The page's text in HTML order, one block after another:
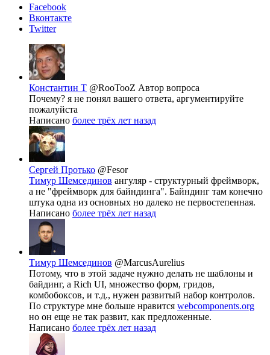
Facebook
Вконтакте
Twitter
Константин Т @RooTooZ Автор вопроса
Почему? я не понял вашего ответа, аргументируйте
пожалуйста
Написано более трёх лет назад
Сергей Протько @Fesor
Тимур Шемсединов ангуляр - структурный фреймворк,
а не "фреймворк для байндинга". Байндинг там конечно
штука одна из основных но далеко не первостепенная.
Написано более трёх лет назад
Тимур Шемсединов @MarcusAurelius
Потому, что в этой задаче нужно делать не шаблоны и
байдинг, а Rich UI, множество форм, гридов,
комбобоксов, и т.д., нужен развитый набор контролов.
По структуре мне больше нравится webcomponents.org
но он еще не так развит, как предложенные.
Написано более трёх лет назад